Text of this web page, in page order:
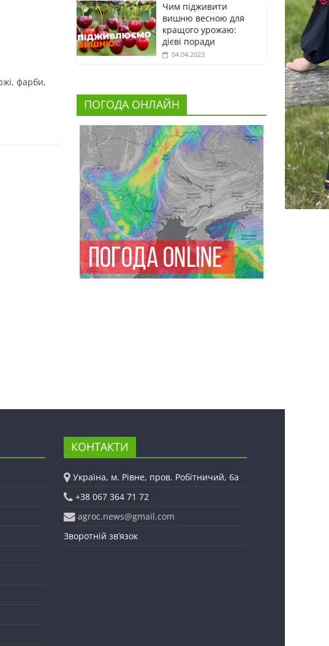
фарби,
Чим підживити
вишню весною для
кращого урожаю:
дієві поради
04.04.2023
ПОГОДА ОНЛАЙН
КОНТАКТИ
Україна, м. Рівне, пров. Робітничий, 6а
+38 067 364 71 72
agroc.news@gmail.com
Зворотній зв’язок